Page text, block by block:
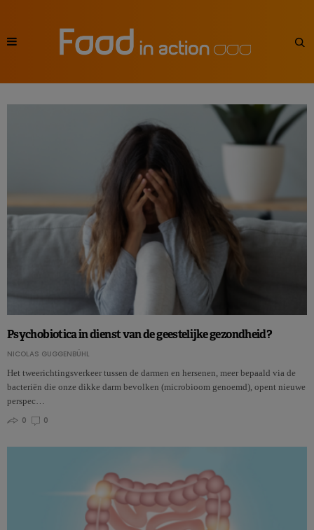
Psychobiotica in dienst van de geestelijke gezondheid?
NICOLAS GUGGENBÜHL
Het tweerichtingsverkeer tussen de darmen en hersenen, meer bepaald via de
bacteriën die onze dikke darm bevolken (microbioom genoemd), opent nieuwe
perspec…
0
0